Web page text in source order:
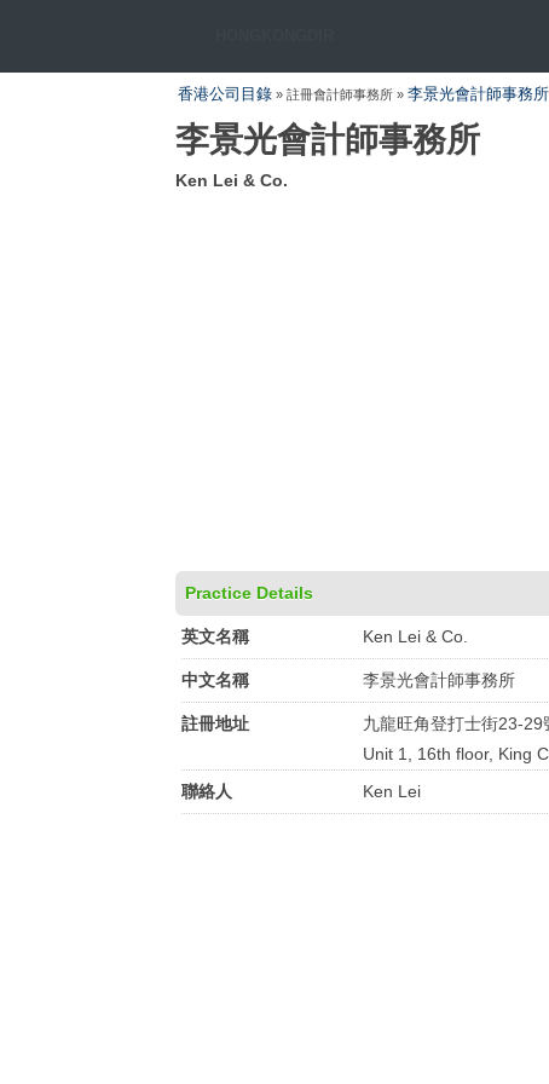
香港公司目錄 » 註冊會計師事務所 » 李景光會計師事務所
李景光會計師事務所
Ken Lei & Co.
Practice Details
英文名稱 Ken Lei & Co.
中文名稱 李景光會計師事務所
註冊地址
九龍旺角登打士街23-
Unit 1, 16th floor, King
聯絡人
Ken Lei